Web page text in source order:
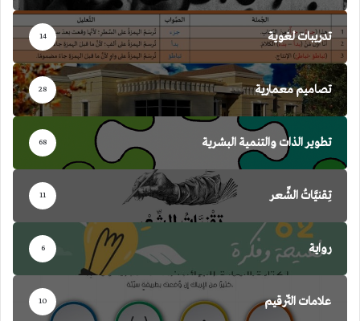
تدريبات لغوية 14
تصاميم معمارية 28
تطوير الذات والتنمية البشرية 68
تِقنيَّاتُ الشِّعر 11
رواية 6
علامات التّرقيم 10